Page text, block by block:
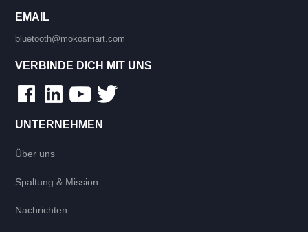
EMAIL
bluetooth@mokosmart.com
VERBINDE DICH MIT UNS
UNTERNEHMEN
Über uns
Spaltung & Mission
Nachrichten